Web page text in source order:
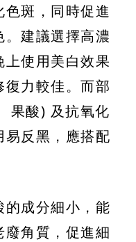
斑，同時促進
建議選擇高濃
使用美白效果
力較佳。而部
果酸) 及抗氧化
易反黑，應搭配
成分細小，能
角質，促進細